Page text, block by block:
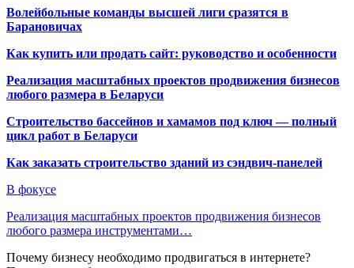
Волейбольные команды высшей лиги сразятся в
Барановичах
Как купить или продать сайт: руководство и особенности
Реализация масштабных проектов продвижения бизнесов
любого размера в Беларуси
Строительство бассейнов и хамамов под ключ — полный
цикл работ в Беларуси
Как заказать строительство зданий из сэндвич-панелей
В фокусе
Реализация масштабных проектов продвижения бизнесов
любого размера инструментами…
Почему бизнесу необходимо продвигаться в интернете?